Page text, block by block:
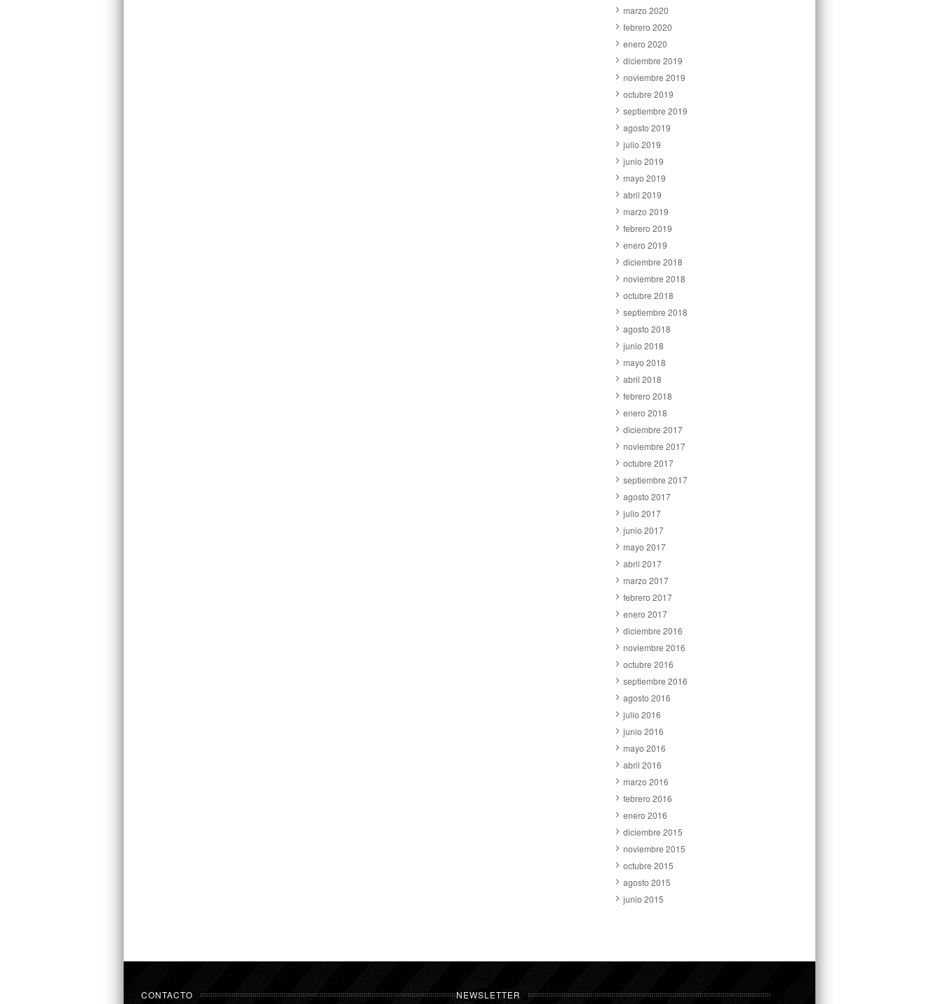
marzo 2020
febrero 2020
enero 2020
diciembre 2019
noviembre 2019
octubre 2019
septiembre 2019
agosto 2019
julio 2019
junio 2019
mayo 2019
abril 2019
marzo 2019
febrero 2019
enero 2019
diciembre 2018
noviembre 2018
octubre 2018
septiembre 2018
agosto 2018
junio 2018
mayo 2018
abril 2018
febrero 2018
enero 2018
diciembre 2017
noviembre 2017
octubre 2017
septiembre 2017
agosto 2017
julio 2017
junio 2017
mayo 2017
abril 2017
marzo 2017
febrero 2017
enero 2017
diciembre 2016
noviembre 2016
octubre 2016
septiembre 2016
agosto 2016
julio 2016
junio 2016
mayo 2016
abril 2016
marzo 2016
febrero 2016
enero 2016
diciembre 2015
noviembre 2015
octubre 2015
agosto 2015
junio 2015
CONTACTO NEWSLETTER